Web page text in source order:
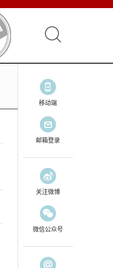
移动端
邮箱登录
关注微博
微信公众号